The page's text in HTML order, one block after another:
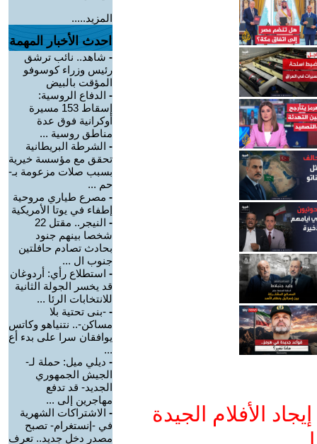
الأفلام الجيدة
المزيد.....
احدث الأخبار المهمة
- شاهد.. نائب ترشق
رئيس وزراء كوسوفو
المؤقت بالبيض
- الدفاع الروسية:
إسقاط 153 مسيرة
أوكرانية فوق عدة
مناطق روسية ...
- الشرطة البريطانية
تحقق مع مؤسسة خيرية
بسبب صلات مزعومة بـ-
حم ...
- مصرع طياري مروحية
إطفاء في يوتا الأمريكية
-
النيجر.. مقتل 22
شخصا بينهم جنود
بحادث تصادم حافلتين
جنوب ال ...
- استطلاع رأي: أردوغان
قد يخسر الجولة الثانية
للانتخابات الرئا ...
- -بنى تحتية بلا
مساكن-.. نتنياهو وكاتس
يوافقان سرا على بدء أع
...
- ديلي ميل: حملة لـ-
الجيش الجمهوري
الجديد- قد تدفع
مهاجرين إلى ...
- الاشتراكات الشهرية
في -إنستغرام- تصبح
مصدر دخل جديد.. تعرف